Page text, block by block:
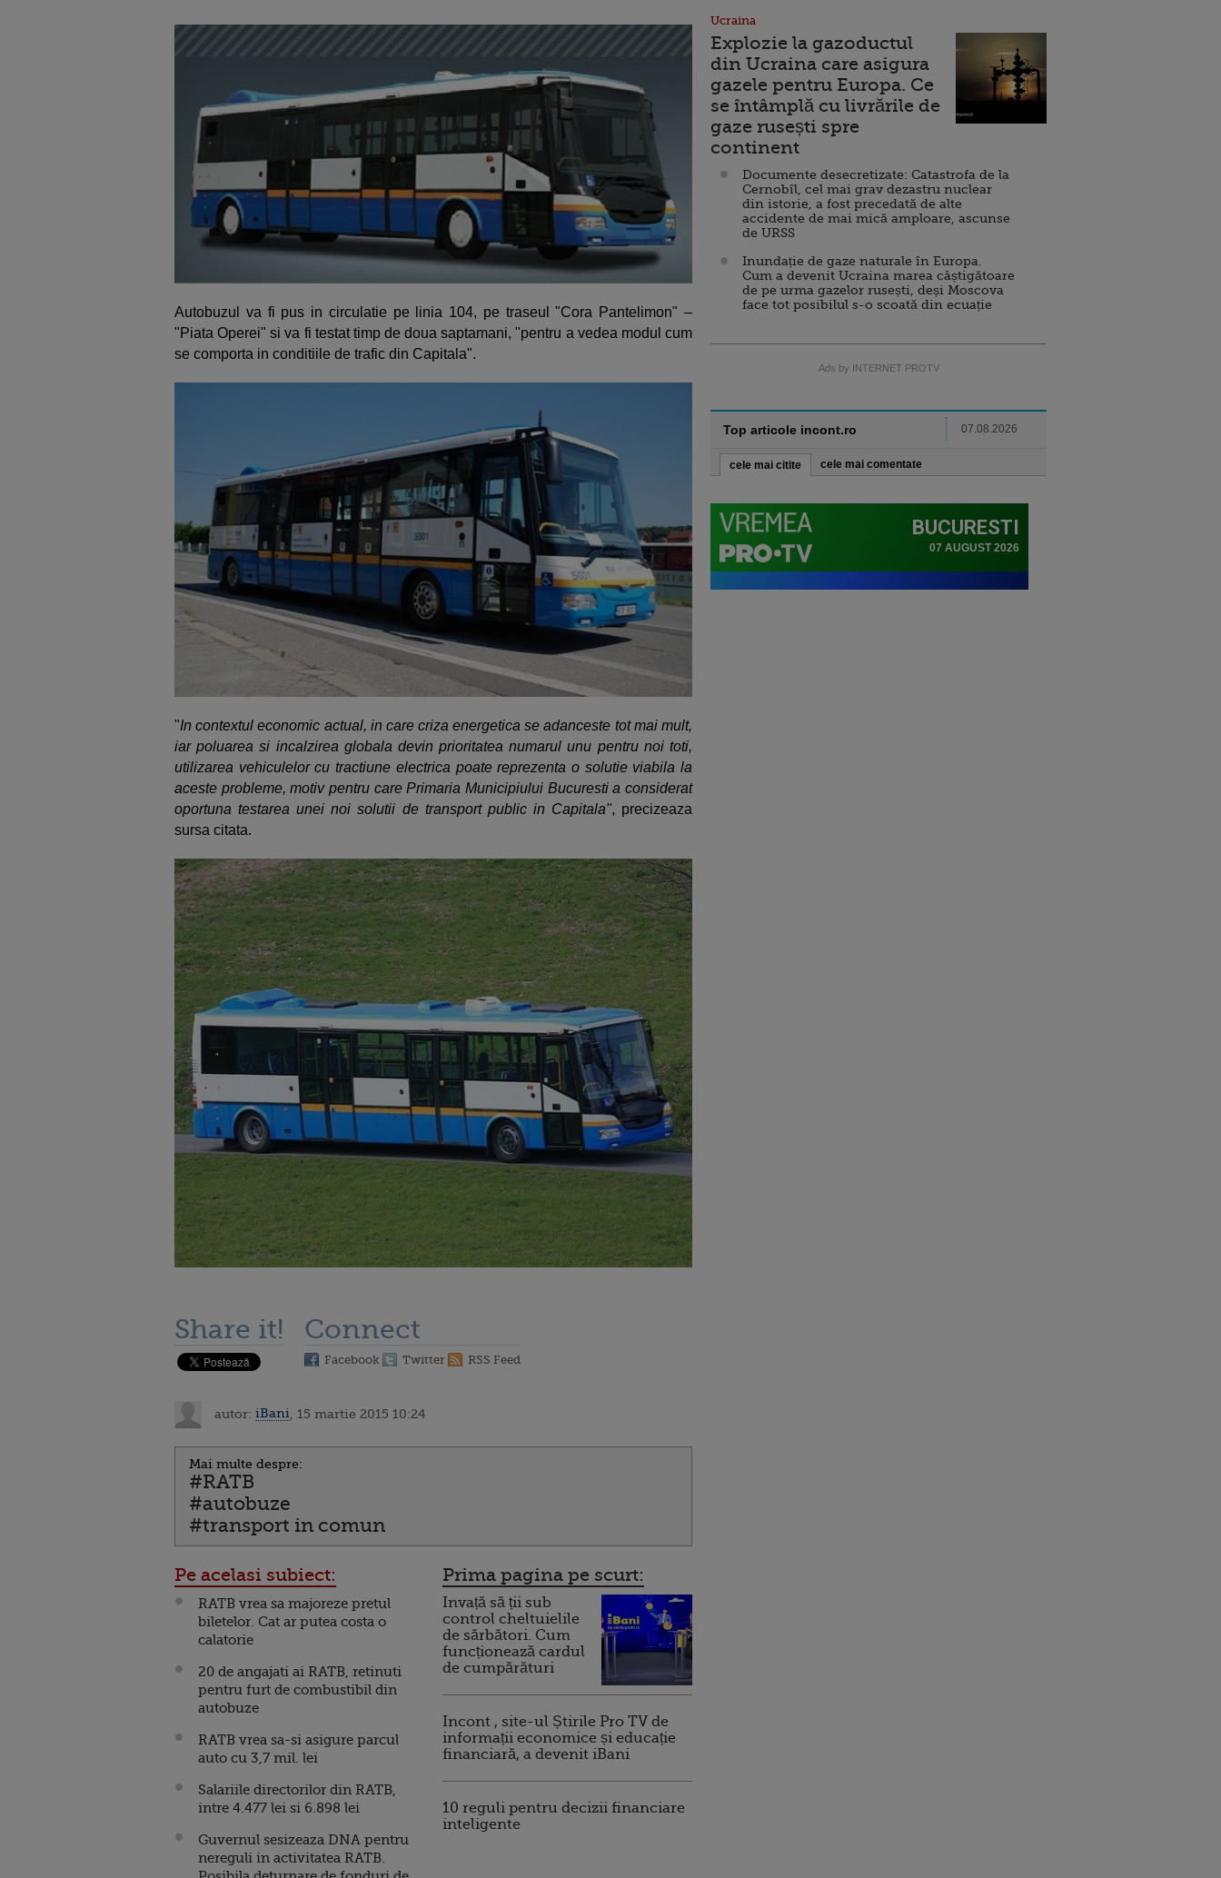
Autobuzul va fi pus in circulatie pe linia 104, pe traseul "Cora Pantelimon" –
"Piata Operei" si va fi testat timp de doua saptamani, "pentru a vedea modul cum
se comporta in conditiile de trafic din Capitala".
"In contextul economic actual, in care criza energetica se adanceste tot mai mult,
iar poluarea si incalzirea globala devin prioritatea numarul unu pentru noi toti,
utilizarea vehiculelor cu tractiune electrica poate reprezenta o solutie viabila la
aceste probleme, motiv pentru care Primaria Municipiului Bucuresti a considerat
oportuna testarea unei noi solutii de transport public in Capitala", precizeaza
sursa citata.
Share it! Connect
Facebook Twitter RSS Feed
autor: iBani , 15 martie 2015 10:24
Mai multe despre:
#RATB
#autobuze
#transport in comun
Pe acelasi subiect:
RATB vrea sa majoreze pretul
biletelor. Cat ar putea costa o
calatorie
20 de angajati ai RATB, retinuti
pentru furt de combustibil din
autobuze
RATB vrea sa-si asigure parcul
auto cu 3,7 mil. lei
Salariile directorilor din RATB,
intre 4.477 lei si 6.898 lei
Guvernul sesizeaza DNA pentru
nereguli in activitatea RATB.
Prima pagina pe scurt:
Invață să ții sub
control cheltuielile
de sărbători. Cum
funcționează cardul
de cumpărături
Incont , site-ul Știrile Pro TV de
informații economice și educație
financiară, a devenit iBani
10 reguli pentru decizii financiare
inteligente
Ucraina
Explozie la gazoductul
din Ucraina care asigura
gazele pentru Europa. Ce
se întâmplă cu livrările de
gaze rusești spre
continent
Documente desecretizate: Catastrofa de la
Cernobîl, cel mai grav dezastru nuclear
din istorie, a fost precedată de alte
accidente de mai mică amploare, ascunse
de URSS
Inundație de gaze naturale în Europa.
Cum a devenit Ucraina marea câștigătoare
de pe urma gazelor rusești, deși Moscova
face tot posibilul s-o scoată din ecuație
Ads by INTERNET PROTV
Top articole incont.ro 07.08.2026
cele mai citite cele mai comentate